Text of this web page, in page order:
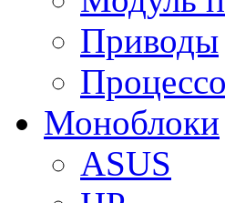
Приводы
Моноблоки
ASUS